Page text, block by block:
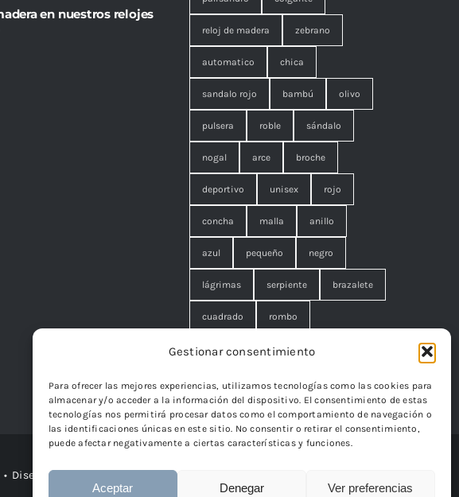
Gestionar consentimiento
Para ofrecer las mejores experiencias, utilizamos tecnologías como las cookies para
almacenar y/o acceder a la información del dispositivo. El consentimiento de estas
tecnologías nos permitirá procesar datos como el comportamiento de navegación o
las identificaciones únicas en este sitio. No consentir o retirar el consentimiento,
puede afectar negativamente a ciertas características y funciones.
Aceptar Denegar Ver preferencias
en nuestros relojes
reloj de madera zebrano
automatico chica
sandalo rojo bambú olivo
pulsera roble sándalo
nogal arce broche
deportivo unisex rojo
concha malla anillo
azul pequeño negro
lágrimas serpiente brazalete
cuadrado rombo
filigrana. broche cisne
edelweiss
• DiseñoPáginas Web Iván González